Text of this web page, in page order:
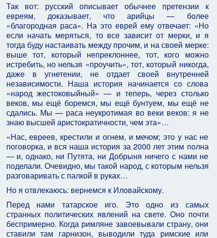
Так вот: русский описывает обычнее претензии к
евреям, доказывает, что арийцы — более
«благородная раса». На это еврей ему отвечает: «Но
если начать меряться, то все зависит от мерки, и я
тогда буду настаивать между прочим, и на своей мерке:
выше тот, который непреклоннее, тот, кого можно
истребить, но нельзя «проучить», тот, который никогда,
даже в угнетении, не отдает своей внутренней
независимости. Наша история начинается со слова
«народ жестоковыйный» — и теперь, через столько
веков, мы ещё боремся, мы ещё бунтуем, мы ещё не
сдались. Мы — раса неукротимая во веки веков: я не
знаю высшей аристократичности, чем эта»…
«Нас, евреев, крестили и огнем, и мечом; это у нас не
поговорка, и вся наша история за 2000 лет этим полна
— и, однако, ни Путята, ни Добрыня ничего с нами не
поделали. Очевидно, мы такой народ, с которым нельзя
разговаривать с палкой в руках…
Но я отвлекаюсь: вернемся к Иловайскому.
Перед нами татарское иго. Это одно из самых
странных политических явлений на свете. Оно почти
беспримерно. Когда римляне завоевывали страну, они
ставили там гарнизон, выводили туда римские или